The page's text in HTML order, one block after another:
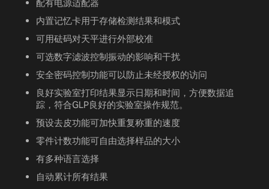
配有电源适配器
内置记忆卡用于存储检测结果和模式
可用砝码对天平进行外部校准
可选数字滤波控制振动的影响和干扰
安全密码控制功能可以防止未经授权的访问
良好实验室打印结果显示日期和时间，方便数据追
踪，符合GLP良好的实验室操作规范。
预设去皮功能可加快重复称重的速度
零件计数功能可自由选择样品的大小
有多种语言选择
自动累计所有结果